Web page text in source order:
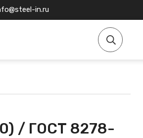
in.ru
/ ГОСТ 8278-